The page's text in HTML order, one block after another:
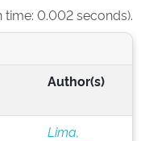
time: 0.002 seconds).
Author(s)
Lima,